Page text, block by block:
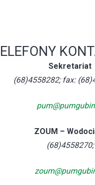
Sekretariat
(68)4558282; fax:
ZOUM –
(68)4558270;